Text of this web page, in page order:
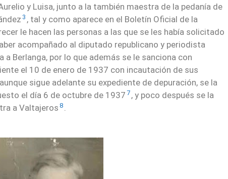
y Luisa, junto a la también maestra de la pedanía de
3 , tal y como aparece en el Boletín Oficial de la
le hacen las personas a las que se les había solicitado
acompañado al diputado republicano y periodista
a Berlanga, por lo que además se le sanciona con
el 10 de enero de 1937 con incautación de sus
sigue adelante su expediente de depuración, se la
el día 6 de octubre de 1937 7 , y poco después se la
a Valtajeros 8 .